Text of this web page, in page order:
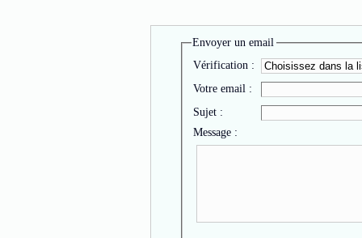
Envoyer un email
Vérification :
Votre email :
Sujet :
Message :